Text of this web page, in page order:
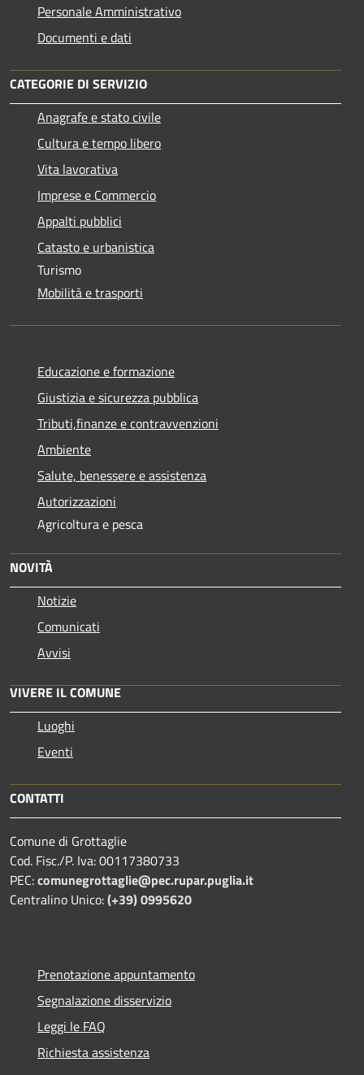
Personale Amministrativo
Documenti e dati
CATEGORIE DI SERVIZIO
Anagrafe e stato civile
Cultura e tempo libero
Vita lavorativa
Imprese e Commercio
Appalti pubblici
Catasto e urbanistica
Turismo
Mobilità e trasporti
Educazione e formazione
Giustizia e sicurezza pubblica
Tributi,finanze e contravvenzioni
Ambiente
Salute, benessere e assistenza
Autorizzazioni
Agricoltura e pesca
NOVITÀ
Notizie
Comunicati
Avvisi
VIVERE IL COMUNE
Luoghi
Eventi
CONTATTI
Comune di Grottaglie
Cod. Fisc./P. Iva: 00117380733
PEC:comunegrottaglie@pec.rupar.puglia.it
Centralino Unico:(+39) 0995620
Prenotazione appuntamento
Segnalazione disservizio
Leggi le FAQ
Richiesta assistenza